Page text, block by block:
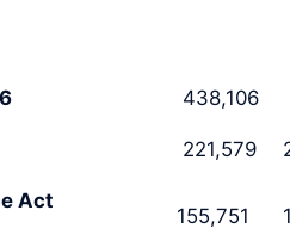
438,106
221,579
Act
155,751